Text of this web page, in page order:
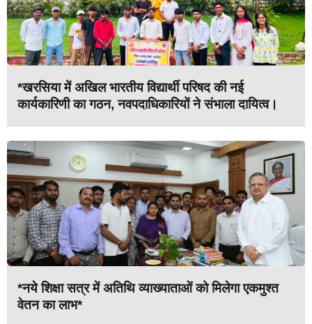
*खरसिया में अखिल भारतीय विद्यार्थी परिषद की नई
कार्यकारिणी का गठन, नवपदाधिकारियों ने संभाला दायित्व।
*नये शिक्षा सत्र में अतिथि व्याख्याताओं को मिलेगा एकमुश्त
वेतन का लाभ*